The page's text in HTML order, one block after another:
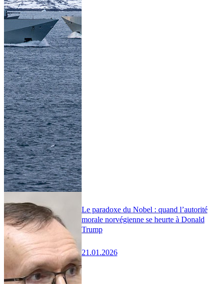
Le paradoxe du Nobel : quand l’autorité
morale norvégienne se heurte à Donald
Trump
21.01.2026